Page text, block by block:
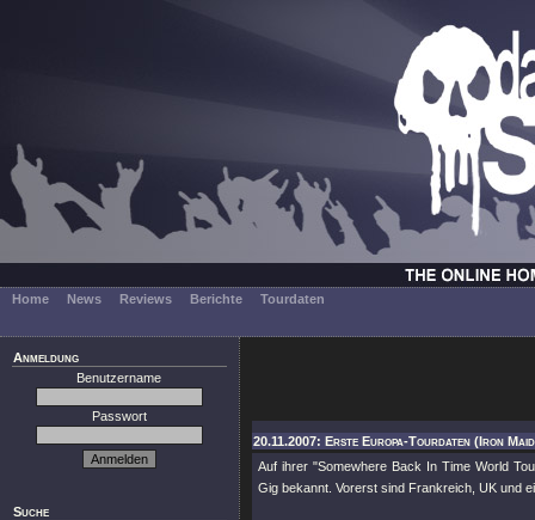
Home News Reviews Berichte Tourdaten
Anmeldung
Benutzername
Passwort
Suche
20.11.2007: Erste Europa-Tourdaten (Iron
Auf ihrer "Somewhere Back In Time World
Gig bekannt. Vorerst sind Frankreich, UK und